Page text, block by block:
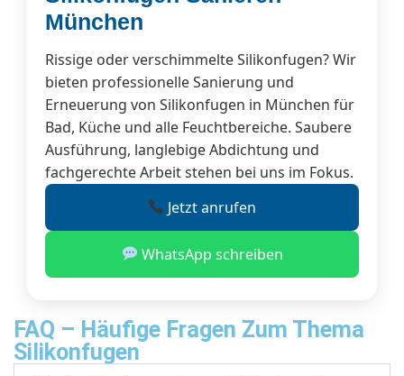
München
Rissige oder verschimmelte Silikonfugen? Wir
bieten professionelle Sanierung und
Erneuerung von Silikonfugen in München für
Bad, Küche und alle Feuchtbereiche. Saubere
Ausführung, langlebige Abdichtung und
fachgerechte Arbeit stehen bei uns im Fokus.
Jetzt anrufen
WhatsApp schreiben
FAQ – Häufige Fragen Zum Thema
Silikonfugen